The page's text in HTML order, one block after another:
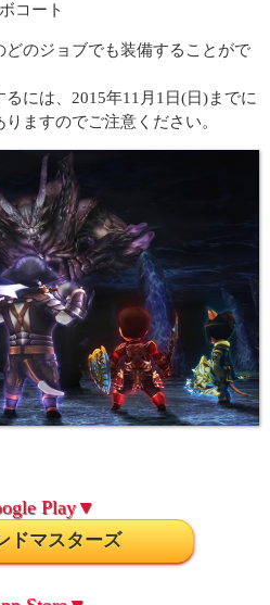
コート
のジョブでも装備することがで
には、2015年11月1日(日)までに
ますのでご注意ください。
Play▼
ドマスターズ